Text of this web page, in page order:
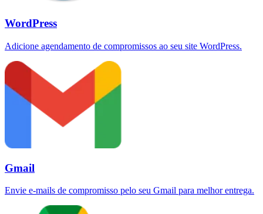
WordPress
Adicione agendamento de compromissos ao seu site WordPress.
Gmail
Envie e-mails de compromisso pelo seu Gmail para melhor entrega.